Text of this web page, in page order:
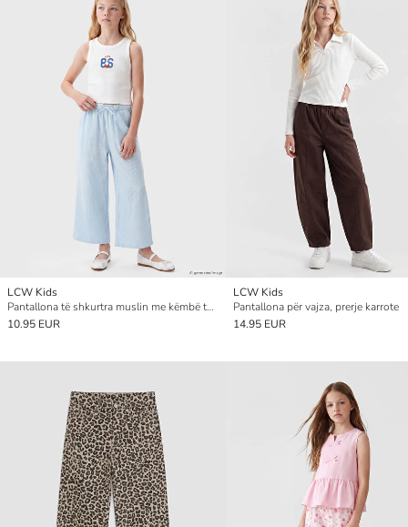
LCW Kids
Pantallona të shkurtra muslin me këmbë të gjera për vajza
10.95 EUR
LCW Kids
Pantallona për vajza, prerje karrote
14.95 EUR